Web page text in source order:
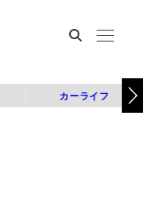
カーライフ